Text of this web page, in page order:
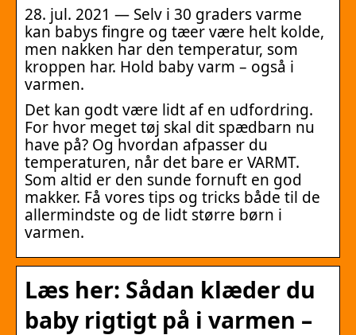
28. jul. 2021 — Selv i 30 graders varme
kan babys fingre og tæer være helt kolde,
men nakken har den temperatur, som
kroppen har. Hold baby varm – også i
varmen.
Det kan godt være lidt af en udfordring.
For hvor meget tøj skal dit spædbarn nu
have på? Og hvordan afpasser du
temperaturen, når det bare er VARMT.
Som altid er den sunde fornuft en god
makker. Få vores tips og tricks både til de
allermindste og de lidt større børn i
varmen.
Læs her: Sådan klæder du
baby rigtigt på i varmen –